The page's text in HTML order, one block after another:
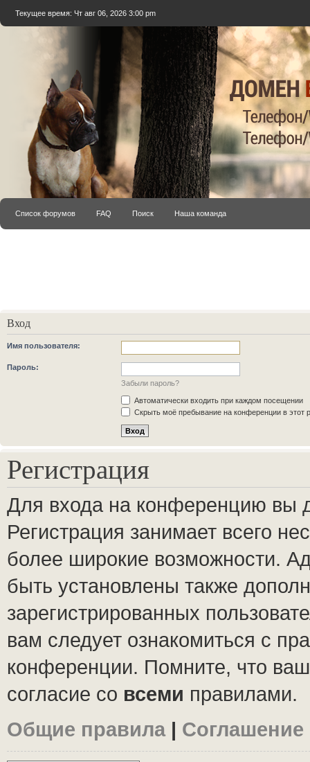
Текущее время: Чт авг 06, 2026 3:00 pm
Список форумов FAQ Поиск Наша команда
Вход
Имя пользователя:
Пароль:
Забыли пароль?
Автоматически входить при каждом посещении
Скрыть моё пребывание на конференции в этот
Регистрация
Для входа на конференцию вы
Регистрация занимает всего
более широкие возможности.
быть установлены также
зарегистрированных
вам следует ознакомиться с
конференции. Помните, что
согласие со всеми правилами.
Общие правила |